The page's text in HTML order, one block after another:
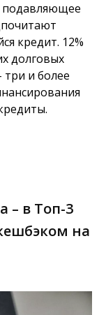
подавляющее
кредит. 12%
долговых
три и более
– в Топ-3
на